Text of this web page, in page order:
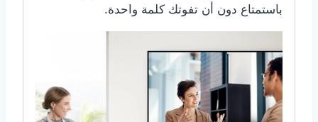
باستمتاع دون أن تفوتك كلمة واحدة.